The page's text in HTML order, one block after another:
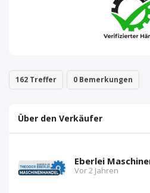
162 Treffer 0 Bemerkungen
Über den Verkäufer
Eberlei
Vor 2 Jahren